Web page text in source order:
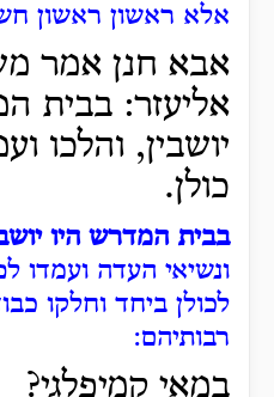
אלא ראשון ראשון
אבא חנן אמר
אליעזר: בבית
יושבין, והלכו
כולן.
בבית המדרש היו
ונשיאי העדה ועמדו
לכולן ביחד וחלקו
רבותיהם:
במאי קמיפלגי?